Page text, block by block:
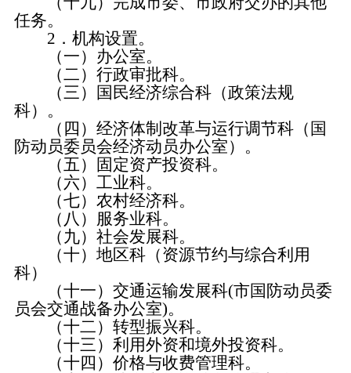
任务。
2．机构设置。
（一）办公室。
（二）行政审批科。
（三）国民经济综合科（政策法规
科）。
（四）经济体制改革与运行调节科（国
防动员委员会经济动员办公室）。
（五）固定资产投资科。
（六）工业科。
（七）农村经济科。
（八）服务业科。
（九）社会发展科。
（十）地区科（资源节约与综合利用
科）
（十一）交通运输发展科(市国防动员委
员会交通战备办公室)。
（十二）转型振兴科。
（十三）利用外资和境外投资科。
（十四）价格与收费管理科。